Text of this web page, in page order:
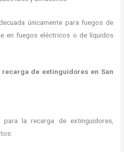
únicamente para fuegos de
en fuegos eléctricos o de líquidos
de extinguidores en San
la recarga de extinguidores,